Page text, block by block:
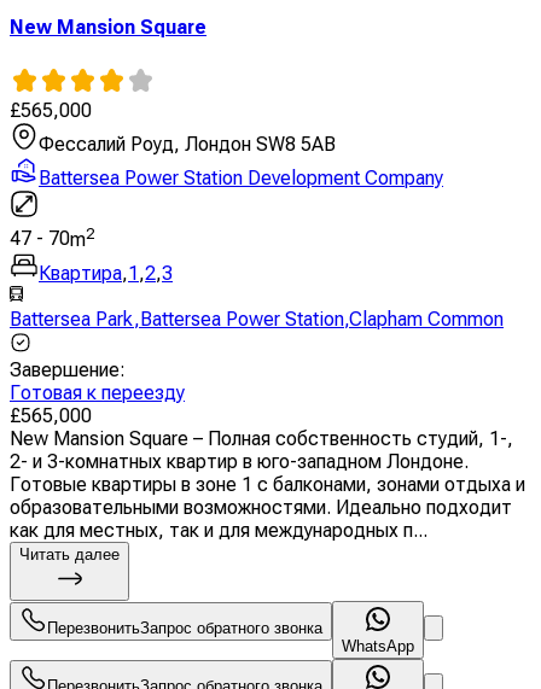
New Mansion Square
£565,000
Фессалий Роуд, Лондон SW8 5AB
Battersea Power Station Development Company
47 - 70m2
Квартира,1,2,3
Battersea Park,Battersea Power Station,Clapham Common
Завершение:
Готовая к переезду
£565,000
New Mansion Square – Полная собственность студий, 1-,
2- и 3-комнатных квартир в юго-западном Лондоне.
Готовые квартиры в зоне 1 с балконами, зонами отдыха и
образовательными возможностями. Идеально подходит
как для местных, так и для международных п...
Читать далее
ПерезвонитьЗапрос обратного звонка
WhatsApp